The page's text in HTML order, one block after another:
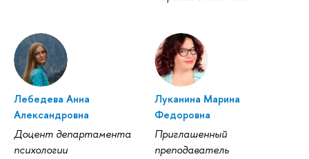
Лебедева Анна
Александровна
Доцент департамента
психологии
Луканина Марина
Федоровна
Приглашенный
преподаватель